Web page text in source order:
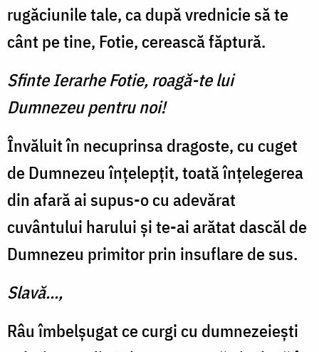
rugăciunile tale, ca după vrednicie să te
cânt pe tine, Fotie, cerească făptură.
Sfinte Ierarhe Fotie, roagă-te lui
Dumnezeu pentru noi!
Învăluit în necuprinsa dragoste, cu cuget
de Dumnezeu înțelepțit, toată înțelegerea
din afară ai supus-o cu adevărat
cuvântului harului și te-ai arătat dascăl de
Dumnezeu primitor prin insuflare de sus.
Slavă...,
Râu îmbelșugat ce curgi cu dumnezeiești